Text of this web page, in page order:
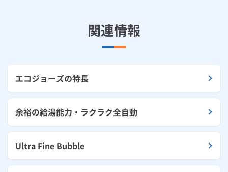
関連情報
エコジョーズの特長
余裕の給湯能力・ラクラク全自動
Ultra Fine Bubble